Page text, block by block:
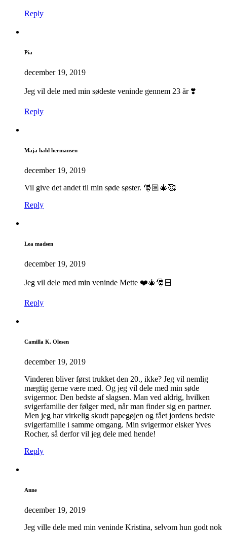
Reply
Pia
december 19, 2019
Jeg vil dele med min sødeste veninde gennem 23 år ❣️
Reply
Maja hald hermansen
december 19, 2019
Vil give det andet til min søde søster. 🎅🏽🎄🥰
Reply
Lea madsen
december 19, 2019
Jeg vil dele med min veninde Mette ❤️🎄🎅🏻
Reply
Camilla K. Olesen
december 19, 2019
Vinderen bliver først trukket den 20., ikke? Jeg vil nemlig
mægtig gerne være med. Og jeg vil dele med min søde
svigermor. Den bedste af slagsen. Man ved aldrig, hvilken
svigerfamilie der følger med, når man finder sig en partner.
Men jeg har virkelig skudt papegøjen og fået jordens bedste
svigerfamilie i samme omgang. Min svigermor elsker Yves
Rocher, så derfor vil jeg dele med hende!
Reply
Anne
december 19, 2019
Jeg ville dele med min veninde Kristina, selvom hun godt nok